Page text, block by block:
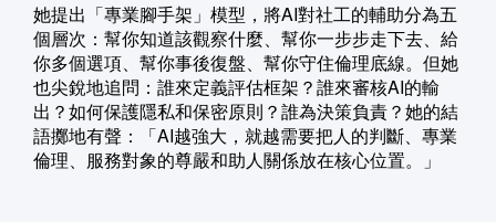
她提出「專業腳手架」模型，將AI對社工的輔助分為五
個層次：幫你知道該觀察什麼、幫你一步步走下去、給
你多個選項、幫你事後復盤、幫你守住倫理底線。但她
也尖銳地追問：誰來定義評估框架？誰來審核AI的輸
出？如何保護隱私和保密原則？誰為決策負責？她的結
語擲地有聲：「AI越強大，就越需要把人的判斷、專業
倫理、服務對象的尊嚴和助人關係放在核心位置。」